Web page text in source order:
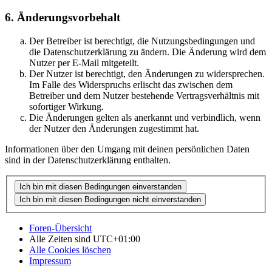
6. Änderungsvorbehalt
Der Betreiber ist berechtigt, die Nutzungsbedingungen und
die Datenschutzerklärung zu ändern. Die Änderung wird dem
Nutzer per E-Mail mitgeteilt.
Der Nutzer ist berechtigt, den Änderungen zu widersprechen.
Im Falle des Widerspruchs erlischt das zwischen dem
Betreiber und dem Nutzer bestehende Vertragsverhältnis mit
sofortiger Wirkung.
Die Änderungen gelten als anerkannt und verbindlich, wenn
der Nutzer den Änderungen zugestimmt hat.
Informationen über den Umgang mit deinen persönlichen Daten
sind in der Datenschutzerklärung enthalten.
Foren-Übersicht
Alle Zeiten sind UTC+01:00
Alle Cookies löschen
Impressum